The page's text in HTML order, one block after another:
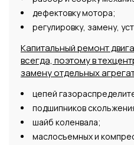
дефектовку мотора;
регулировку, замену,
Капитальный ремонт
всегда, поэтому в
замену отдельных
цепей
подшипников
шайб коленвала;
маслосъемных и